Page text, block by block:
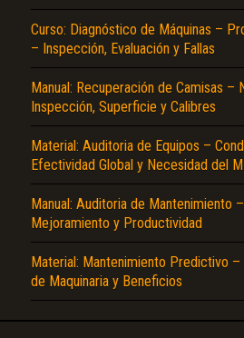
Curso: Diagnóstico de Máquinas –
– Inspección, Evaluación y Fallas
Manual: Recuperación de Camisas –
Inspección, Superficie y Calibres
Material: Auditoria de Equipos –
Efectividad Global y Necesidad del
Manual: Auditoria de Mantenimiento
Mejoramiento y Productividad
Material: Mantenimiento Predictivo
de Maquinaria y Beneficios